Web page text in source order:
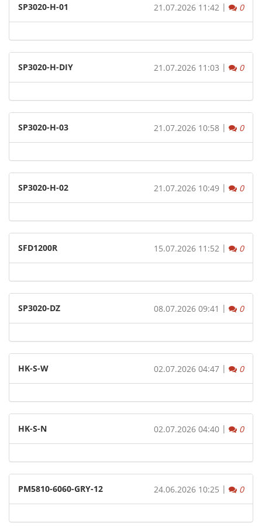
SP3020-H-01 21.07.2026 11:42 | 0
SP3020-H-DIY 21.07.2026 11:03 | 0
SP3020-H-03 21.07.2026 10:58 | 0
SP3020-H-02 21.07.2026 10:49 | 0
SFD1200R 15.07.2026 11:52 | 0
SP3020-DZ 08.07.2026 09:41 | 0
HK-S-W 02.07.2026 04:47 | 0
HK-S-N 02.07.2026 04:40 | 0
PM5810-6060-GRY-12 24.06.2026 10:25 | 0